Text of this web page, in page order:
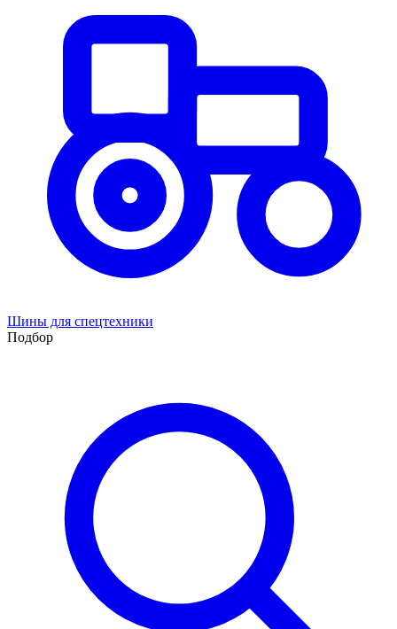
Шины для спецтехники
Подбор